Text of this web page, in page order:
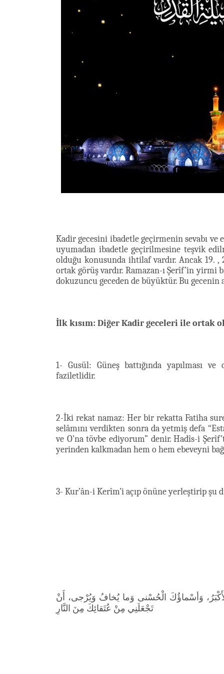
Kadir gecesini ibadetle geçirmenin sevabı
uyumadan ibadetle geçirilmesine teşvik
olduğu konusunda ihtilaf vardır. Ancak 19. ,
ortak görüş vardır. Ramazan-ı Şerîf’in
dokuzuncu geceden de büyüktür. Bu gecenin
İlk kısım: Diğer Kadir geceleri ile ortak
1- Gusül: Güneş battığında yapılması
faziletlidir.
2-İki rekat namaz: Her bir rekatta Fatiha
selâmını verdikten sonra da yetmiş defa
ve O’na tövbe ediyorum” denir. Hadîs-i
yerinden kalkmadan hem o hem ebeveyni
3- Kur’ân-i Kerîm’i açıp önüne yerleştirip şu
وَأسْماؤُكَ الْحُسْنى‏ وَما يُخافُ وَيُرْجى‏، أَنْ
تَجْعَلَنِي مِنْ عُتَقائِكَ مِنَ النَّارِ